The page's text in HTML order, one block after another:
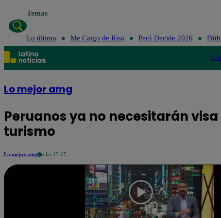
Temas
Lo último Me Caigo de Risa Perú Decide 2026
Lo mejor amg
Peruanos ya no necesitarán
turismo
Lo mejor amg a las 15:17